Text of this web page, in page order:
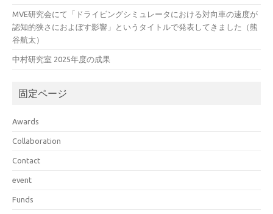
MVE研究会にて「ドライビングシミュレータにおける対向車の速度が
認知的狭さにおよぼす影響」というタイトルで発表してきました（熊
谷航太）
中村研究室 2025年度の成果
固定ページ
Awards
Collaboration
Contact
event
Funds